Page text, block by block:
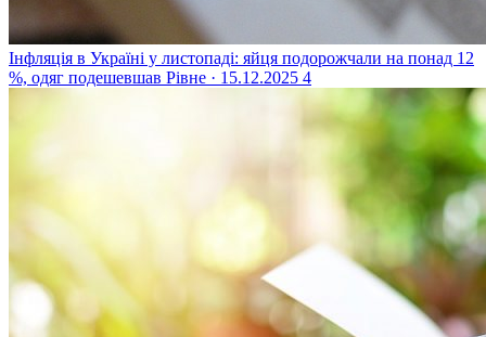
Інфляція в Україні у листопаді: яйця подорожчали на понад 12
%, одяг подешевшав Рівне · 15.12.2025 4